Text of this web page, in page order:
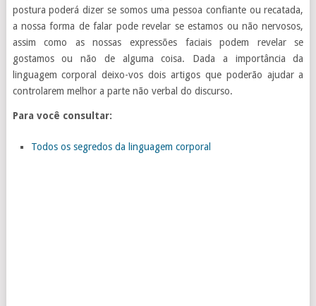
postura poderá dizer se somos uma pessoa confiante ou recatada,
a nossa forma de falar pode revelar se estamos ou não nervosos,
assim como as nossas expressões faciais podem revelar se
gostamos ou não de alguma coisa. Dada a importância da
linguagem corporal deixo-vos dois artigos que poderão ajudar a
controlarem melhor a parte não verbal do discurso.
Para você consultar:
Todos os segredos da linguagem corporal